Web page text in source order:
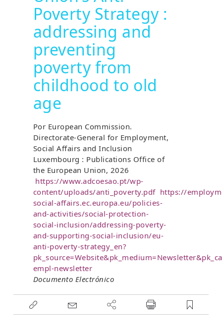
Poverty Strategy :
addressing and
preventing
poverty from
childhood to old
age
Por European Commission.
Directorate-General for Employment,
Social Affairs and Inclusion
Luxembourg : Publications Office of
the European Union, 2026
https://www.adcoesao.pt/wp-
content/uploads/anti_poverty.pdf https://
social-affairs.ec.europa.eu/policies-
and-activities/social-protection-
social-inclusion/addressing-poverty-
and-supporting-social-inclusion/eu-
anti-poverty-strategy_en?
empl-newsletter
Documento Electrónico